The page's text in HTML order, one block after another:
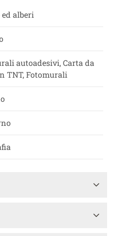
ed alberi
autoadesivi, Carta da
TNT, Fotomurali